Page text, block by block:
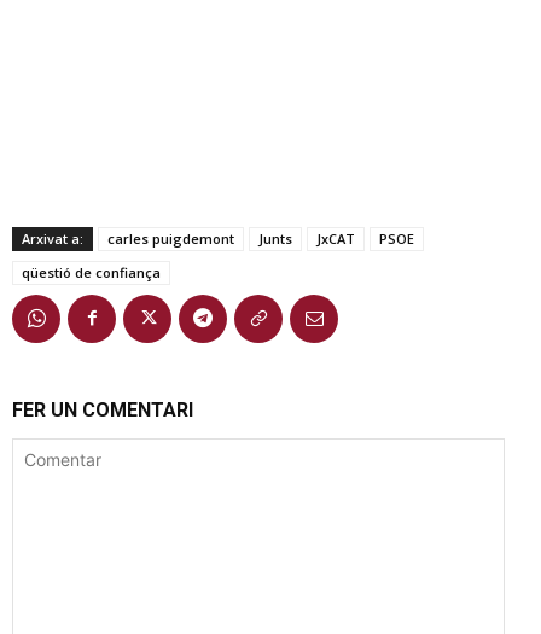
Arxivat a: carles puigdemont Junts JxCAT
PSOE
qüestió de confiança
FER UN COMENTARI